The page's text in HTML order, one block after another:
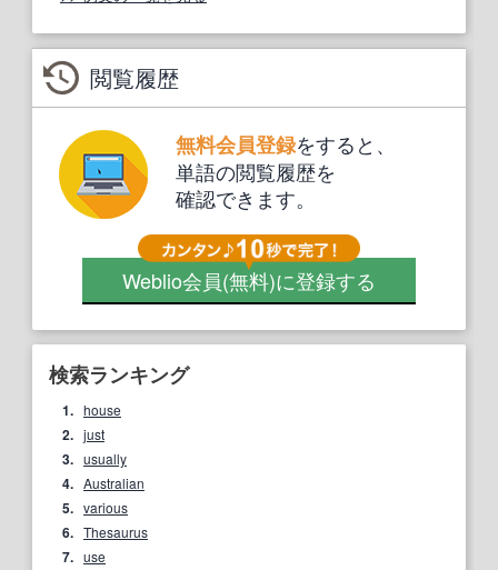
閲覧履歴
無料会員登録をすると、
単語の閲覧履歴を
確認できます。
Weblio会員(無料)に登録する
検索ランキング
1. house
2. just
3. usually
4. Australian
5. various
6. Thesaurus
7. use